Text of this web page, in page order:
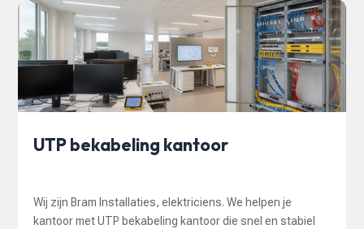
UTP bekabeling kantoor
Wij zijn Bram Installaties, elektriciens. We helpen je
kantoor met UTP bekabeling kantoor die snel en stabiel